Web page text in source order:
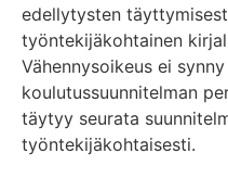
edellytysten
työntekijäkohtainen
Vähennysoikeus ei
koulutussuunnitelman
täytyy seurata
työntekijäkohtaisesti.